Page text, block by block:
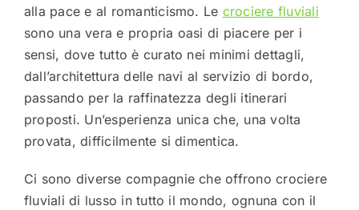
alla pace e al romanticismo. Le crociere fluviali
sono una vera e propria oasi di piacere per i
sensi, dove tutto è curato nei minimi dettagli,
dall’architettura delle navi al servizio di bordo,
passando per la raffinatezza degli itinerari
proposti. Un’esperienza unica che, una volta
provata, difficilmente si dimentica.
Ci sono diverse compagnie che offrono crociere
fluviali di lusso in tutto il mondo, ognuna con il